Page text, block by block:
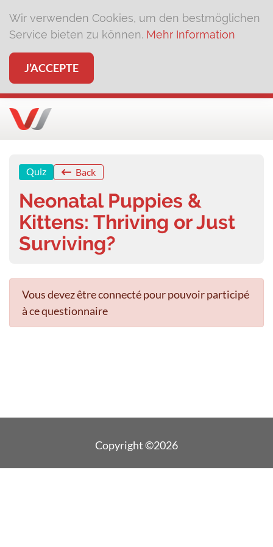
Wir verwenden Cookies, um den bestmöglichen
Service bieten zu können. Mehr Information
J’ACCEPTE
Quiz Back
Neonatal Puppies &
Kittens: Thriving or Just
Surviving?
Vous devez être connecté pour pouvoir participé
à ce questionnaire
Copyright ©2026